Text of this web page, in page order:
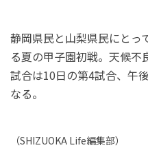
静岡県民と山梨県民にとっ
る夏の甲子園初戦。天候不
試合は10日の第4試合、午
なる。
（SHIZUOKA Life編集部）